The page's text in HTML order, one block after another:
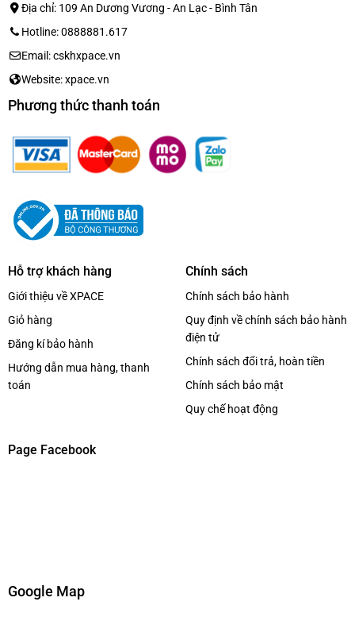
Địa chỉ: 109 An Dương Vương - An Lạc - Bình Tân
Hotline: 0888881.617
Email: cskhxpace.vn
Website: xpace.vn
Phương thức thanh toán
Hỗ trợ khách hàng
Giới thiệu về XPACE
Giỏ hàng
Đăng kí bảo hành
Hướng dẫn mua hàng, thanh
toán
Chính sách
Chính sách bảo hành
Quy định về chính sách bảo hành
điện tử
Chính sách đổi trả, hoàn tiền
Chính sách bảo mật
Quy chế hoạt động
Page Facebook
Google Map